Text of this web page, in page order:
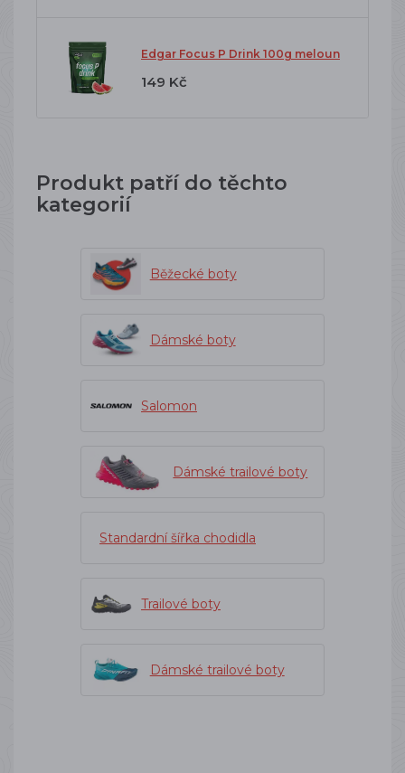
Edgar Focus P Drink 100g meloun
149 Kč
Produkt patří do těchto
kategorií
Běžecké boty
Dámské boty
Salomon
Dámské trailové boty
Standardní šířka chodidla
Trailové boty
Dámské trailové boty